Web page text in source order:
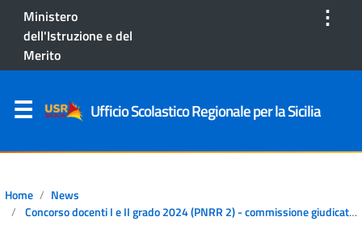
Ministero
dell'Istruzione e del
Merito
⋮
Ufficio Scolastico Regionale per la Sicilia
Home
News
Concorso docenti I e II grado 2024 (PNRR 2) - commissione giudicatrice